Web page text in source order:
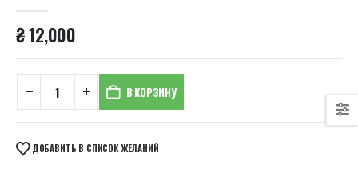
₴12,000
В КОРЗИНУ
ДОБАВИТЬ В СПИСОК ЖЕЛАНИЙ